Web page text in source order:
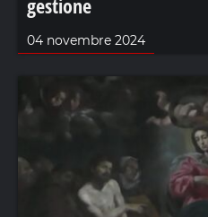
04 novembre 2024